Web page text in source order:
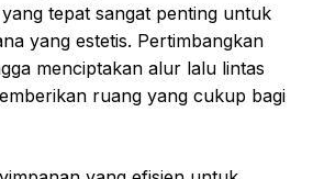
tepat sangat penting untuk
yang estetis. Pertimbangkan
menciptakan alur lalu lintas
ruang yang cukup bagi